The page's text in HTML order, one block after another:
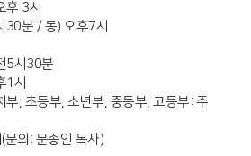
후 3시
30분 / 동) 오후7시
5시30분
1시
부, 초등부, 소년부, 중등부, 고등부: 주
문의: 문종인 목사)